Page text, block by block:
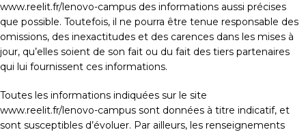
www.reelit.fr/lenovo-campus des informations aussi précises
que possible. Toutefois, il ne pourra être tenue responsable des
omissions, des inexactitudes et des carences dans les mises à
jour, qu’elles soient de son fait ou du fait des tiers partenaires
qui lui fournissent ces informations.
Toutes les informations indiquées sur le site
www.reelit.fr/lenovo-campus sont données à titre indicatif, et
sont susceptibles d’évoluer. Par ailleurs, les renseignements